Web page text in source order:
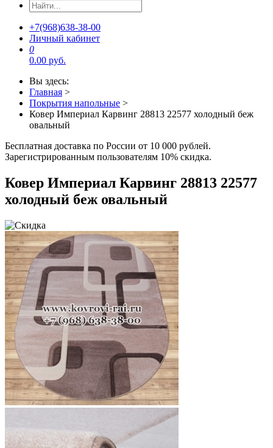
+7(968)638-38-00
Личный кабинет
0
0.00 руб.
Вы здесь:
Главная >
Покрытия напольные >
Ковер Империал Карвинг 28813 22577 холодный беж
овальный
Бесплатная доставка по России от 10 000 рублей.
Зарегистрированным пользователям 10% скидка.
Ковер Империал Карвинг 28813 22577
холодный беж овальный